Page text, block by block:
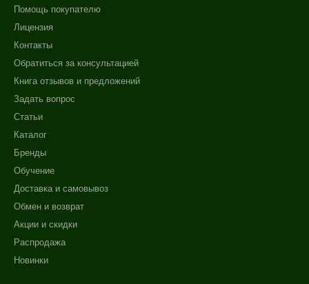
Помощь покупателю
Лицензия
Контакты
Обратиться за консультацией
Книга отзывов и предложений
Задать вопрос
Статьи
Каталог
Бренды
Обучение
Доставка и самовывоз
Обмен и возврат
Акции и скидки
Распродажа
Новинки